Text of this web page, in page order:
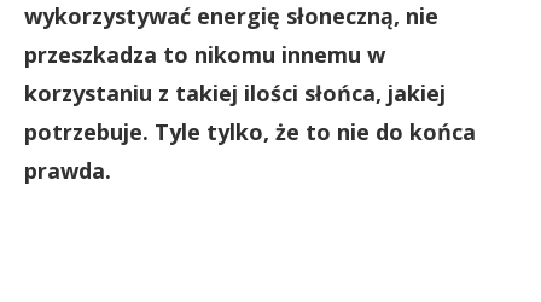
wykorzystywać energię słoneczną, nie
przeszkadza to nikomu innemu w
korzystaniu z takiej ilości słońca, jakiej
potrzebuje. Tyle tylko, że to nie do końca
prawda.